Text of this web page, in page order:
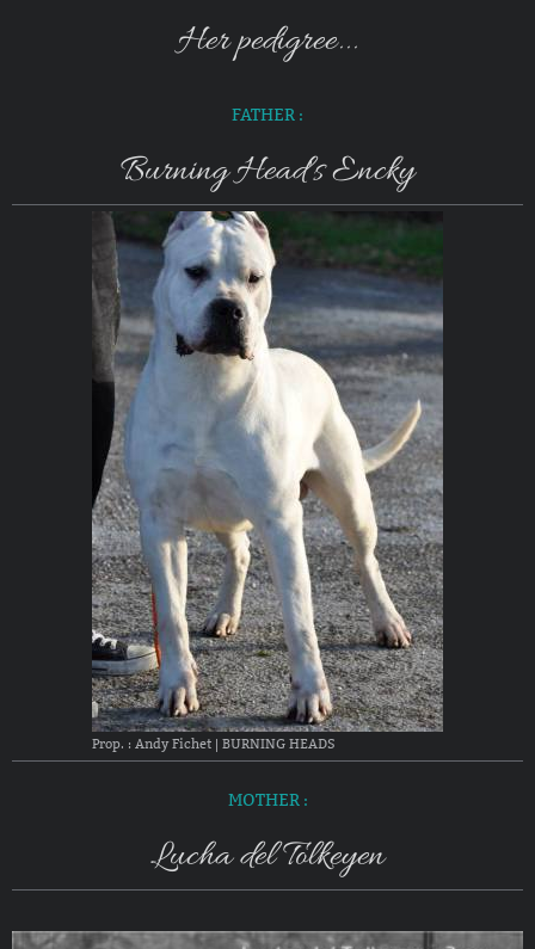
Her pedigree...
FATHER :
Burning Head's Encky
Prop. : Andy Fichet | BURNING HEADS
MOTHER :
Lucha del Tolkeyen